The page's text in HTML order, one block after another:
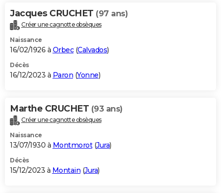
Jacques CRUCHET (97 ans)
Créer une cagnotte obsèques
Naissance
16/02/1926 à Orbec(Calvados)
Décès
16/12/2023 à Paron (Yonne)
Marthe CRUCHET (93 ans)
Créer une cagnotte obsèques
Naissance
13/07/1930 à Montmorot(Jura)
Décès
15/12/2023 à Montain (Jura)